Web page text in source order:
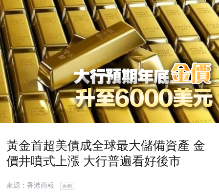
黃金首超美債成全球最大儲備資產 金
價井噴式上漲 大行普遍看好後市
來源：香港商報 原創